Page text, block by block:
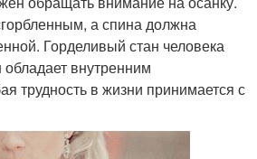
а спина должна
Горделивый стан человека
обладает внутренним
трудность в жизни принимается с